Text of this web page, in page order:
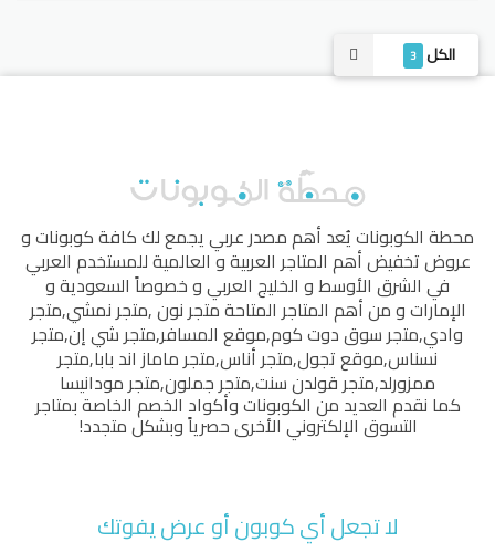
الكل 3
محطة الكوبوناتيُعد أهم مصدر عربي يجمع لك كافة كوبونات و
عروض تخفيض أهم المتاجر العربية و العالمية للمستخدم العربي
في الشرق الأوسط و الخليج العربي و خصوصاً السعودية و
الإمارات و من أهم المتاجر المتاحةمتجر نون,متجر نمشي,متجر
وادي,متجر سوق دوت كوم,موقع المسافر,متجر شي إن,متجر
نسناس,موقع تجول,متجر أناس,متجر ماماز اند بابا,متجر
ممزورلد,متجر قولدن سنت,متجر جملون,متجر مودانيسا
كما نقدم العديد من الكوبونات وأكواد الخصم الخاصة بمتاجر
التسوق الإلكتروني الأخرى حصرياً وبشكل متجدد!
لا تجعل أي كوبون أو عرض يفوتك